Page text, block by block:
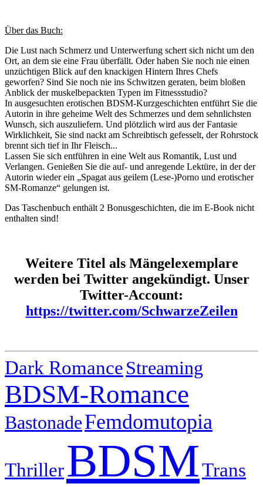
Über das Buch:
Die Lust nach Schmerz und Unterwerfung schert sich nicht um den
Ort, an dem sie eine Frau überfällt. Oder haben Sie noch nie einen
unzüchtigen Blick auf den knackigen Hintern Ihres Chefs
geworfen? Sind Sie noch nie ins Schwitzen geraten, beim bloßen
Anblick der muskelbepackten Typen im Fitnessstudio?
In ausgesuchten erotischen BDSM-Kurzgeschichten entführt Sie die
Autorin in ihre geheime Welt des Schmerzes und dem sehnlichsten
Wunsch, sich auszuliefern. Und plötzlich wird aus der Fantasie
Wirklichkeit, Sie sind nackt am Schreibtisch gefesselt, der Rohrstock
brennt sich tief in Ihr Fleisch...
Lassen Sie sich entführen in eine Welt aus Romantik, Lust und
Verlangen. Genießen Sie die auf- und anregende Lektüre, in der der
Autorin wieder ein „Spagat aus geilem (Lese-)Porno und erotischer
SM-Romanze“ gelungen ist.
Das Taschenbuch enthält 2 Bonusgeschichten, die im E-Book nicht
enthalten sind!
Weitere Titel als Mängelexemplare
werden bei Twitter angekündigt. Unser
Twitter-Account:
https://twitter.com/SchwarzeZeilen
Dark RomanceStreaming
BDSM-Romance
BastonadeFemdomutopia
ThrillerBDSMTrans